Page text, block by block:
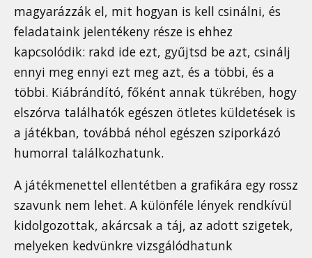
magyarázzák el, mit hogyan is kell csinálni, és
feladataink jelentékeny része is ehhez
kapcsolódik: rakd ide ezt, gyűjtsd be azt, csinálj
ennyi meg ennyi ezt meg azt, és a többi, és a
többi. Kiábrándító, főként annak tükrében, hogy
elszórva találhatók egészen ötletes küldetések is
a játékban, továbbá néhol egészen sziporkázó
humorral találkozhatunk.
A játékmenettel ellentétben a grafikára egy rossz
szavunk nem lehet. A különféle lények rendkívül
kidolgozottak, akárcsak a táj, az adott szigetek,
melyeken kedvünkre vizsgálódhatunk